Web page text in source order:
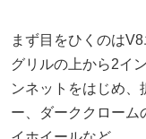
まず目をひくのは
グリルの上から2イ
ンネットをはじめ
ー、ダーククローム